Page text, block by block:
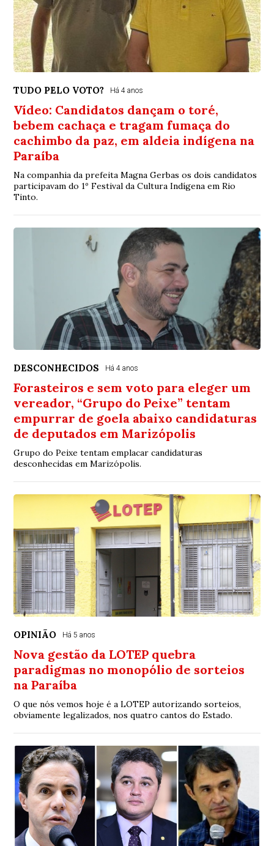
TUDO PELO VOTO? Há 4 anos
Vídeo: Candidatos dançam o toré,
bebem cachaça e tragam fumaça do
cachimbo da paz, em aldeia indígena na
Paraíba
Na companhia da prefeita Magna Gerbas os dois candidatos
participavam do 1º Festival da Cultura Indígena em Rio
Tinto.
DESCONHECIDOS Há 4 anos
Forasteiros e sem voto para eleger um
vereador, “Grupo do Peixe” tentam
empurrar de goela abaixo candidaturas
de deputados em Marizópolis
Grupo do Peixe tentam emplacar candidaturas
desconhecidas em Marizópolis.
OPINIÃO Há 5 anos
Nova gestão da LOTEP quebra
paradigmas no monopólio de sorteios
na Paraíba
O que nós vemos hoje é a LOTEP autorizando sorteios,
obviamente legalizados, nos quatro cantos do Estado.